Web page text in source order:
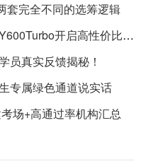
套完全不同的选筹逻辑
开启高性价比新体验
员真实反馈揭秘！
专属绿色通道说实话
场+高通过率机构汇总